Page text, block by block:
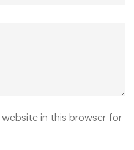
website in this browser for